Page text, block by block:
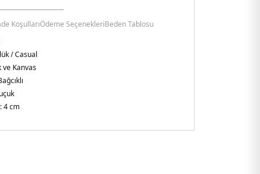
KoşullarıÖdeme SeçenekleriBeden Tablosu
/ Casual
ve Kanvas
4 cm